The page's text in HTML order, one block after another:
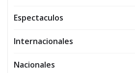
Espectaculos
Internacionales
Nacionales